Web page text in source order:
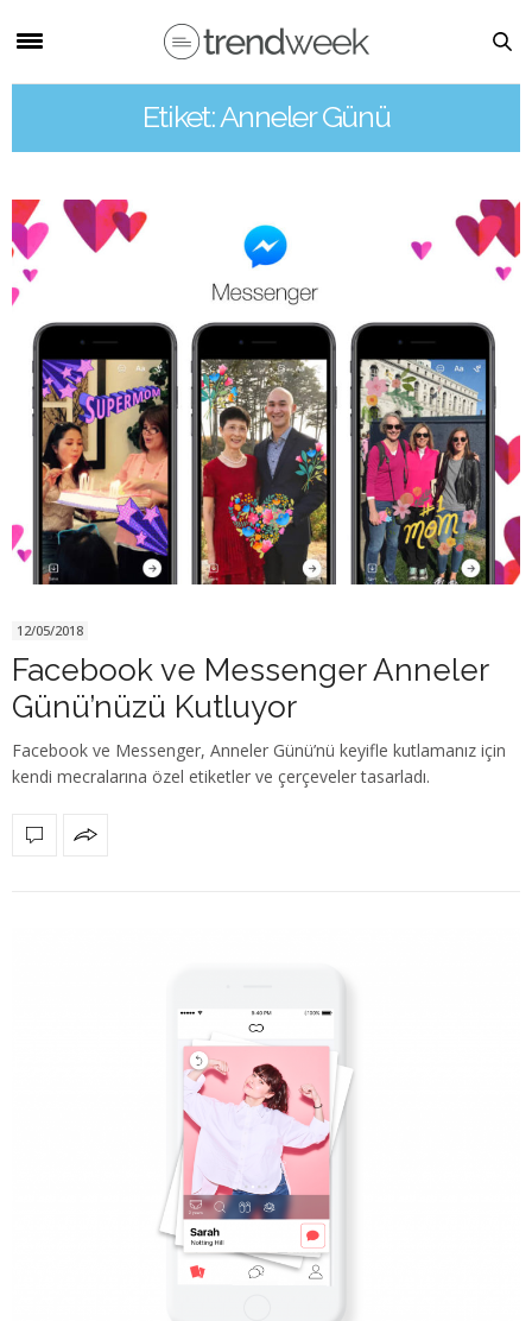
Etiket: Anneler Günü
12/05/2018
Facebook ve Messenger Anneler
Günü’nüzü Kutluyor
Facebook ve Messenger, Anneler Günü’nü keyifle kutlamanız için
kendi mecralarına özel etiketler ve çerçeveler tasarladı.